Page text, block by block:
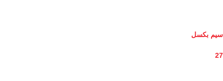
سیم بکسل
27